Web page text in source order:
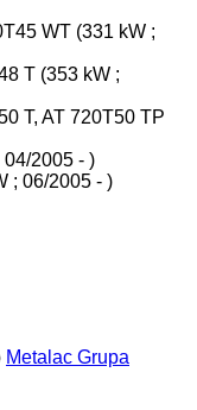
WT (331 kW ;
T (353 kW ;
T, AT 720T50 TP
04/2005 - )
; 06/2005 - )
Metalac Grupa